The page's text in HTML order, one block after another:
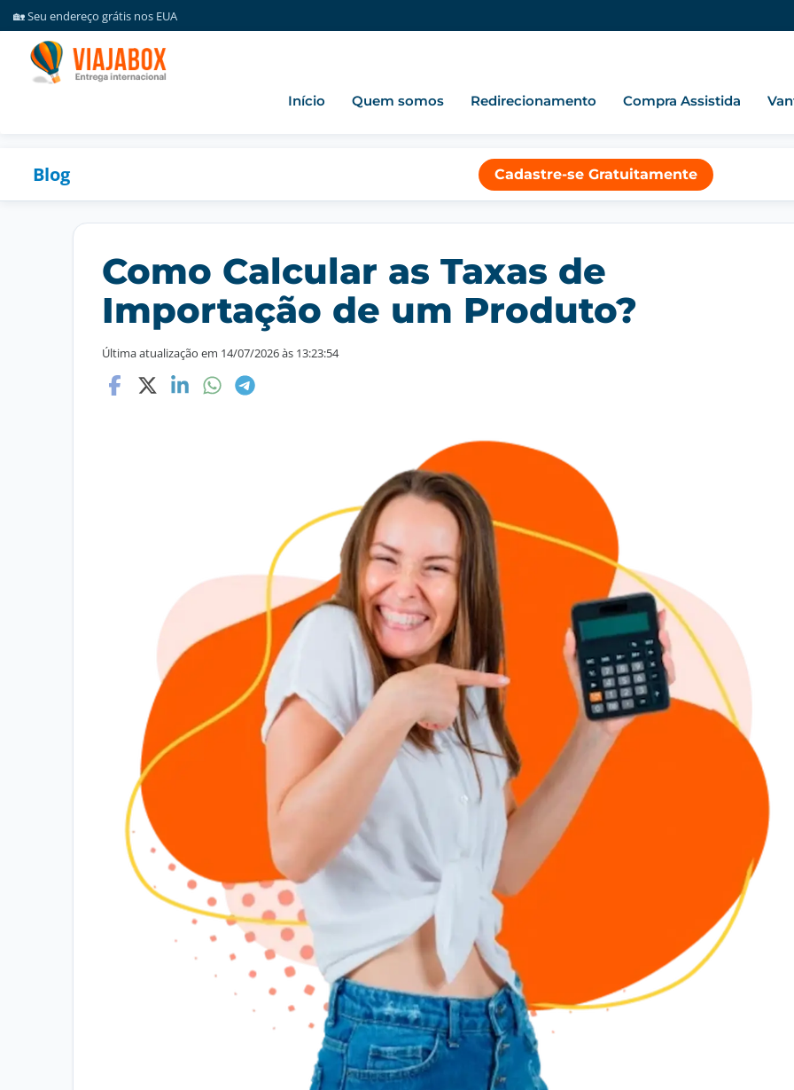
🏡 Seu endereço grátis nos EUA
💰 Consolidação de encomendas grátis
☎️ Atendimento via whatsapp
✈️ Redirecionando encomendas desde 2016
Início Quem somos Redirecionamento Compra Assistida
Blog Cadastre-se Gratuitamente
Como Calcular as Taxas de
Importação de um Produto?
Última atualização em 14/07/2026 às 13:23:54